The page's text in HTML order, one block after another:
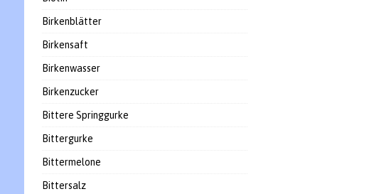
Birkenblätter
Birkensaft
Birkenwasser
Birkenzucker
Bittere Springgurke
Bittergurke
Bittermelone
Bittersalz